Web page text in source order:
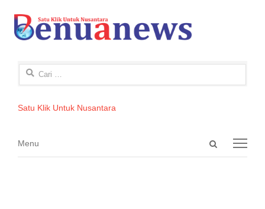
Cari
Satu Klik Untuk Nusantara
Open
Menu
Menu